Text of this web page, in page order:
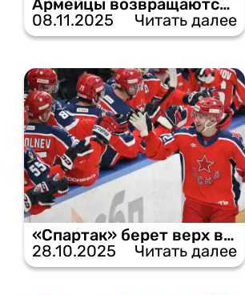
Армейцы возвращаются к победам, уверенно обыграв «Сибирь».
08.11.2025
Читать далее
«Спартак» берет верх в дерби, минимально обыграв ЦСКА.
28.10.2025
Читать далее